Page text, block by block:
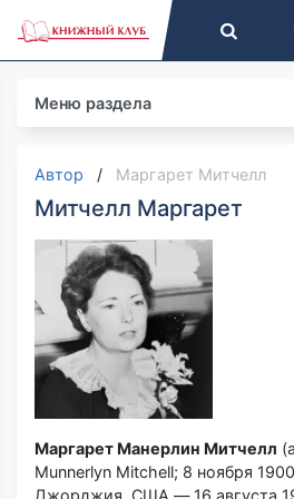
Меню раздела
Автор Маргарет Митчелл
Митчелл Маргарет
Маргарет Манерлин Митчелл
Munnerlyn Mitchell; 8 ноября